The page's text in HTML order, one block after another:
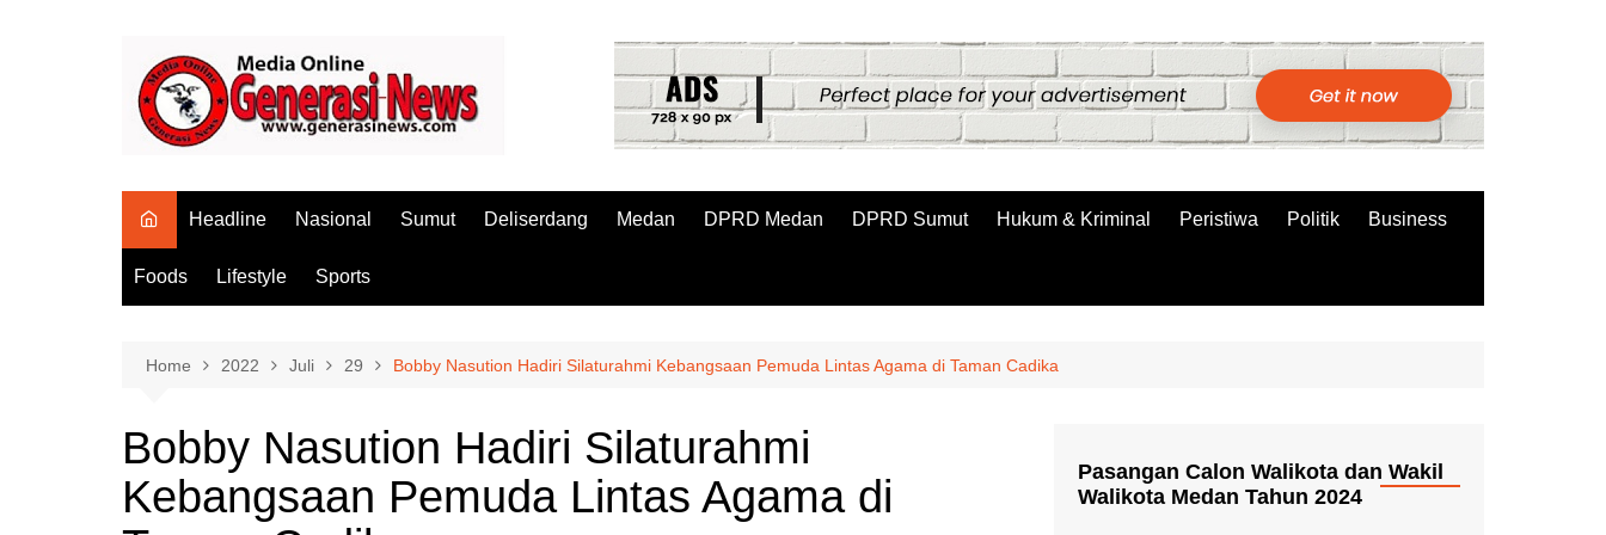
Headline Nasional Sumut Deliserdang Medan DPRD Medan DPRD Sumut Hukum & Kriminal Peristiwa Politik Business
Foods Lifestyle Sports
Home 2022 Juli 29 Bobby Nasution Hadiri Silaturahmi Kebangsaan Pemuda Lintas Agama di Taman Cadika
Bobby Nasution Hadiri Silaturahmi
Kebangsaan Pemuda Lintas Agama di
Pasangan Calon Walikota dan Wakil
Walikota Medan Tahun 2024